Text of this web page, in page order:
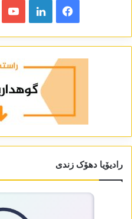
Facebook
LinkedIn
رادیۆیا دھۆک زندی